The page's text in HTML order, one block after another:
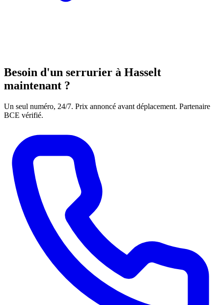
Besoin d'un serrurier à Hasselt
maintenant ?
Un seul numéro, 24/7. Prix annoncé avant déplacement. Partenaire
BCE vérifié.